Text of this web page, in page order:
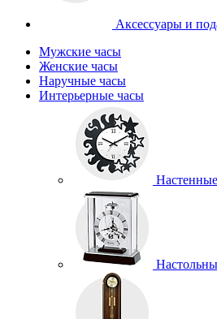
Аксессуары и
Мужские часы
Женские часы
Наручные часы
Интерьерные часы